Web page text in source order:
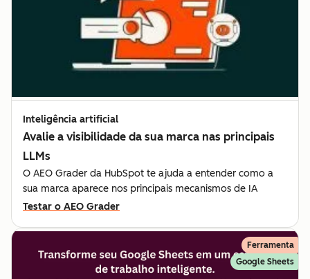
Inteligência artificial
Avalie a visibilidade da sua marca nas principais
LLMs
O AEO Grader da HubSpot te ajuda a entender como a
sua marca aparece nos principais mecanismos de IA
Testar o AEO Grader
Ferramenta
Google Sheets